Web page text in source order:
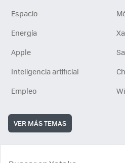
Espacio
Energía
Apple
Inteligencia artificial
Empleo
VER MÁS TEMAS